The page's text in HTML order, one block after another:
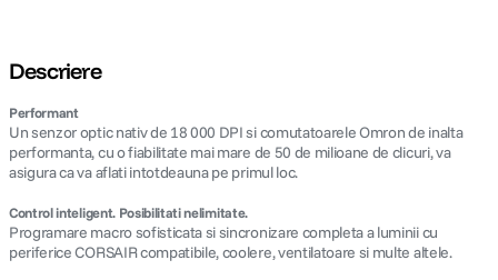
Descriere
Performant
Un senzor optic nativ de 18 000 DPI si comutatoarele Omron de inalta
performanta, cu o fiabilitate mai mare de 50 de milioane de clicuri, va
asigura ca va aflati intotdeauna pe primul loc.
Control inteligent. Posibilitati nelimitate.
Programare macro sofisticata si sincronizare completa a luminii cu
periferice CORSAIR compatibile, coolere, ventilatoare si multe altele.